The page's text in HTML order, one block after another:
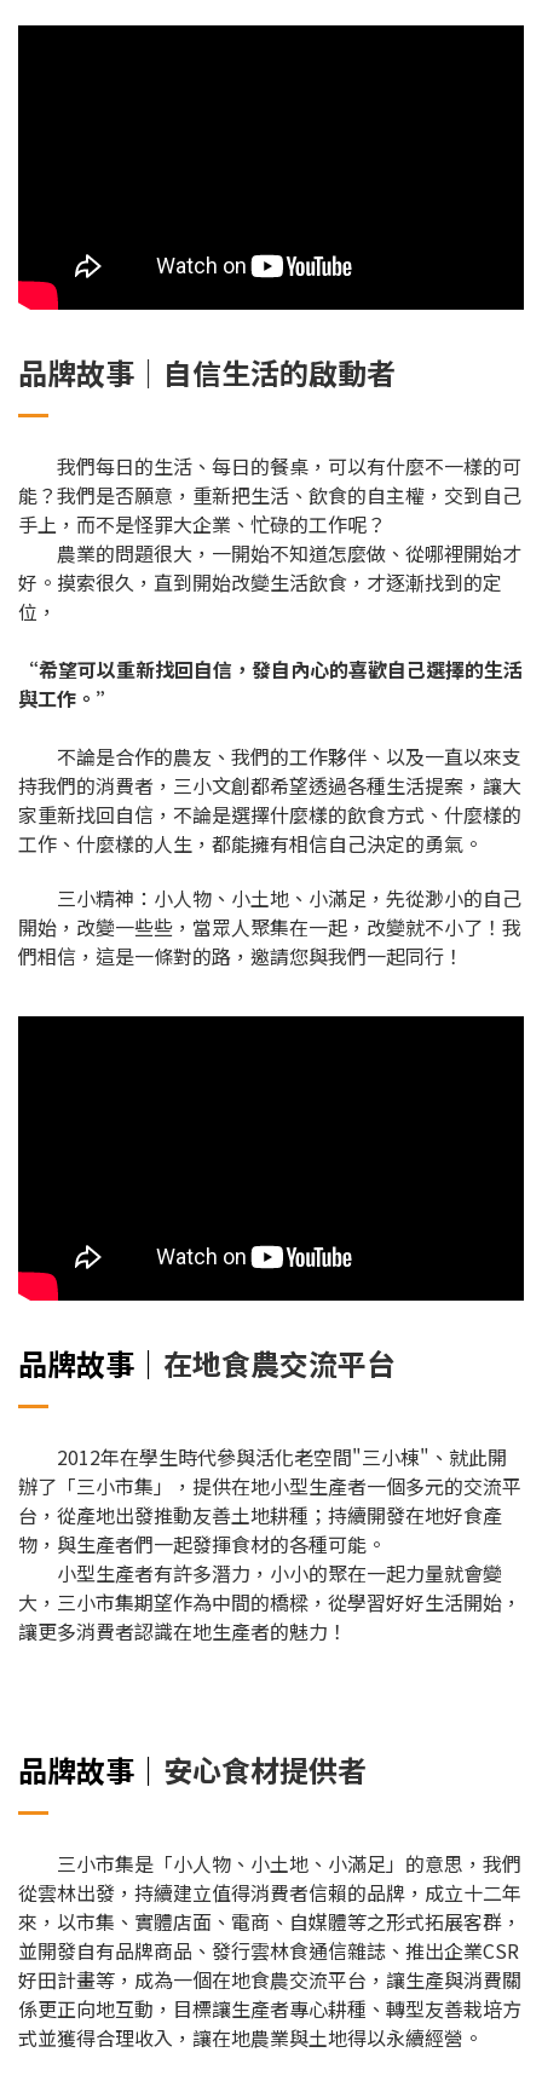
品牌故事｜自信生活的啟動者
我們每日的生活、每日的餐桌，可以有什麼不一樣的可
能？我們是否願意，重新把生活、飲食的自主權，交到自己
手上，而不是怪罪大企業、忙碌的工作呢？
農業的問題很大，一開始不知道怎麼做、從哪裡開始才
好。摸索很久，直到開始改變生活飲食，才逐漸找到的定
位，
“希望可以重新找回自信，發自內心的喜歡自己選擇的生活
與工作。”
不論是合作的農友、我們的工作夥伴、以及一直以來支
持我們的消費者，三小文創都希望透過各種生活提案，讓大
家重新找回自信，不論是選擇什麼樣的飲食方式、什麼樣的
工作、什麼樣的人生，都能擁有相信自己決定的勇氣。
三小精神：小人物、小土地、小滿足，先從渺小的自己
開始，改變一些些，當眾人聚集在一起，改變就不小了！我
們相信，這是一條對的路，邀請您與我們一起同行！
品牌故事｜ 在地食農交流平台
2012年在學生時代參與活化老空間"三小棟"、就此開
辦了「三小市集」，提供在地小型生產者一個多元的交流平
台，從產地出發推動友善土地耕種；持續開發在地好食產
物，與生產者們一起發揮食材的各種可能。
小型生產者有許多潛力，小小的聚在一起力量就會變
大，三小市集期望作為中間的橋樑，從學習好好生活開始，
讓更多消費者認識在地生產者的魅力！
品牌故事｜ 安心食材提供者
三小市集是「小人物、小土地、小滿足」的意思，我們
從雲林出發，持續建立值得消費者信賴的品牌，成立十二年
來，以市集、實體店面、電商、自媒體等之形式拓展客群，
並開發自有品牌商品、發行雲林食通信雜誌、推出企業CSR
好田計畫等，成為一個在地食農交流平台，讓生產與消費關
係更正向地互動，目標讓生產者專心耕種、轉型友善栽培方
式並獲得合理收入，讓在地農業與土地得以永續經營。